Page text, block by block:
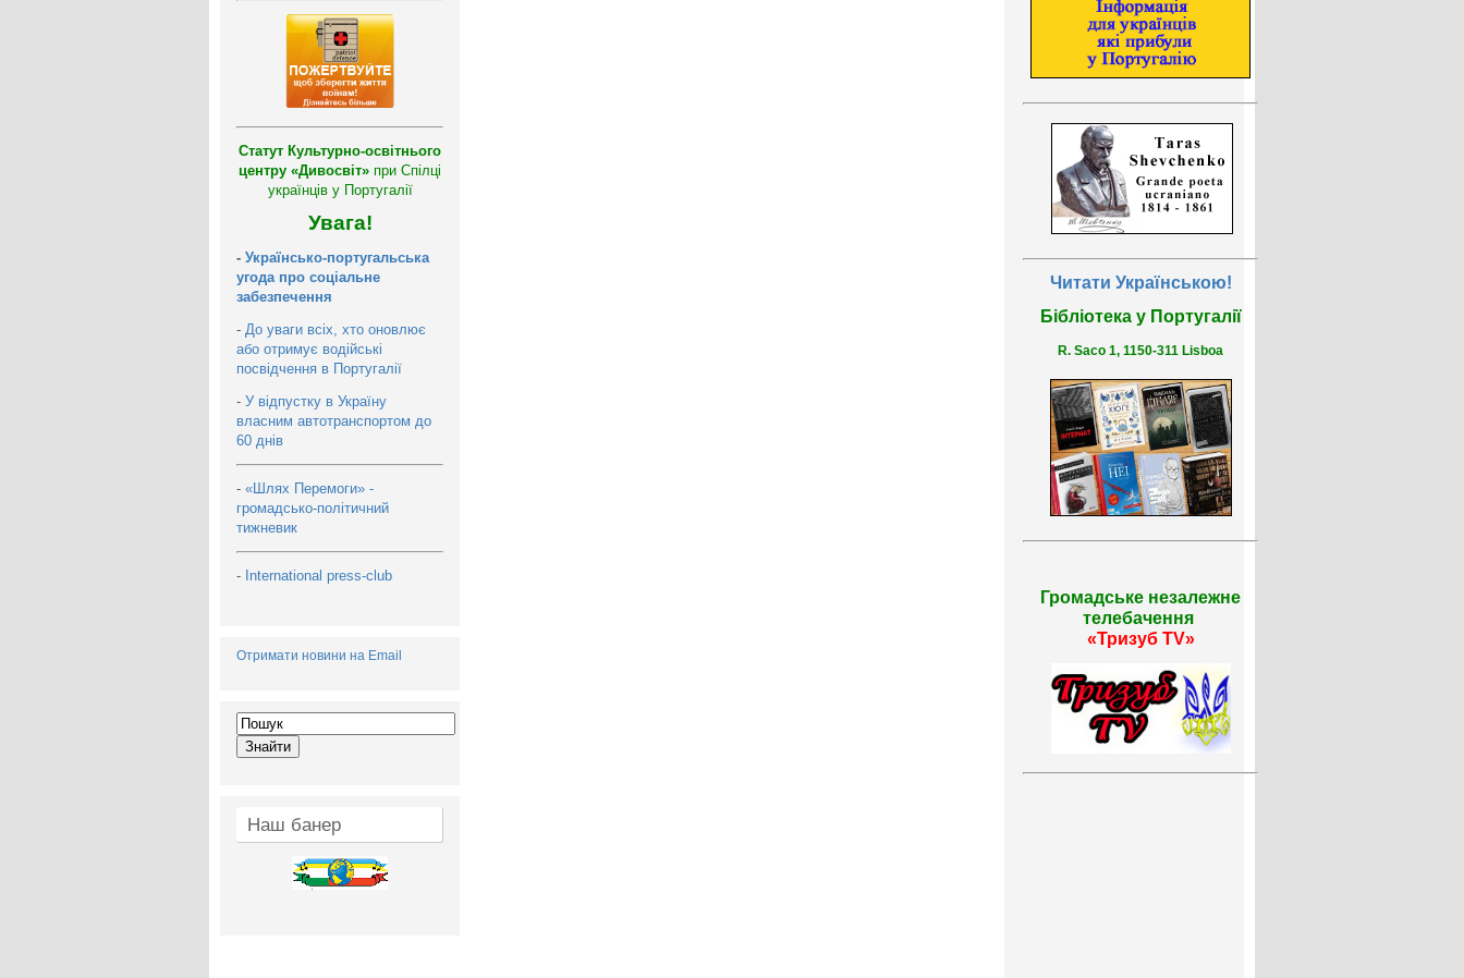
Статут Культурно-освітнього
центру «Дивосвіт» при Спілці
українців у Португалії
Увага!
- Українсько-португальська
угода про соціальне
забезпечення
- До уваги всіх, хто оновлює
або отримує водійські
посвідчення в Португалії
- У відпустку в Україну
власним автотранспортом до
60 днів
- «Шлях Перемоги» -
громадсько-політичний
тижневик
- International press-club
Отримати новини на Email
Наш банер
Читати Українською!
Бібліотека у Португалії
R. Saco 1, 1150-311 Lisboa
Громадське незалежне
телебачення
«Тризуб TV»